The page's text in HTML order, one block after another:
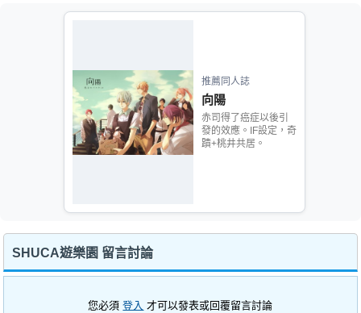
推薦同人誌
向陽
赤司得了癌症以後引
發的效應。IF設定，奇
蹟+桃井共居。
SHUCA遊樂園 留言討論
您必須登入 才可以發表或回覆留言討論